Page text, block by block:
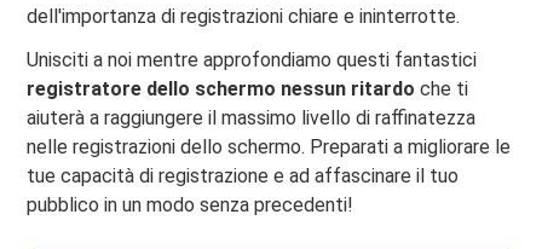
dell'importanza di registrazioni chiare e ininterrotte.
Unisciti a noi mentre approfondiamo questi fantastici
registratore dello schermo nessun ritardo che ti
aiuterà a raggiungere il massimo livello di raffinatezza
nelle registrazioni dello schermo. Preparati a migliorare le
tue capacità di registrazione e ad affascinare il tuo
pubblico in un modo senza precedenti!